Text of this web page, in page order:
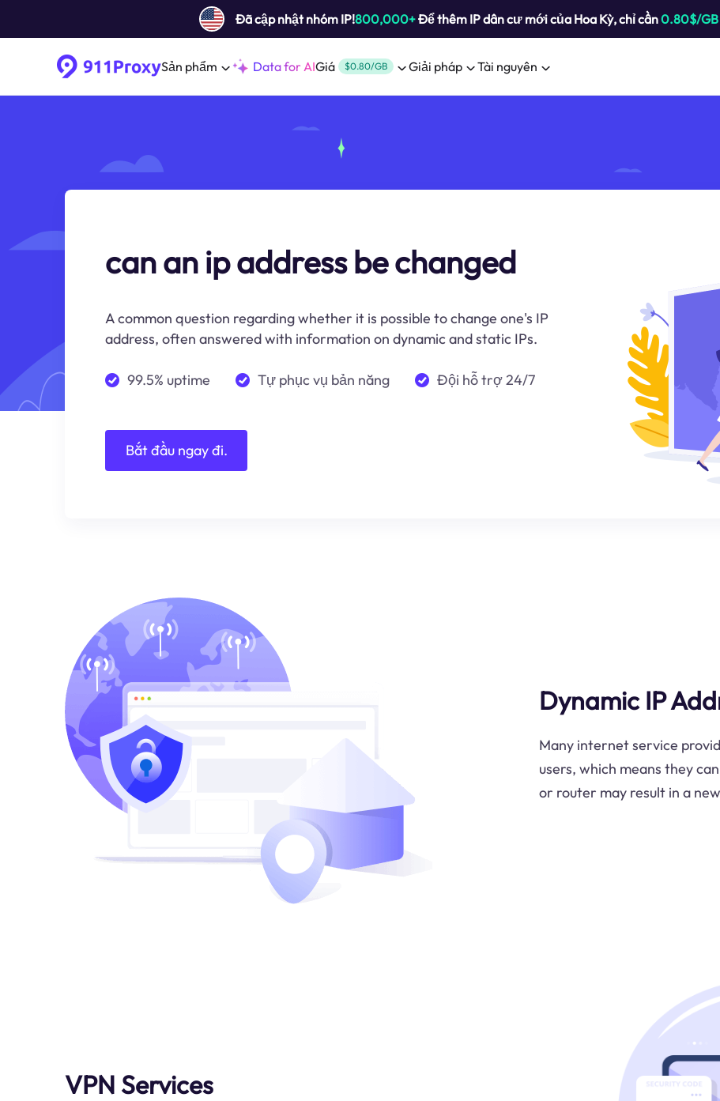
Đã cập nhật nhóm IP!800,000+Để thêm IP dân cư mới của Hoa Kỳ, chỉ cần0.80$/GB
Sản phẩm Data for AIGiá $0.80/GB Giải pháp Tài nguyên
can an ip address be changed
A common question regarding whether it is possible to change one's IP
address, often answered with information on dynamic and static IPs.
99.5% uptime Tự phục vụ bản năng Đội hỗ trợ 24/7
Bắt đầu ngay đi.
Dynamic IP
Many internet service
users, which means they
or router may result in a
VPN Services